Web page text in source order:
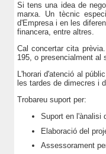
Si tens una idea de
marxa. Un tècnic
d'Empresa i en les
financera, entre altres.
Cal concertar cita
195, o presencialment al
L'horari d'atenció al
les tardes de dimecres i
Trobareu suport per:
Suport en l'ànalisi
Elaboració del
Assessorament